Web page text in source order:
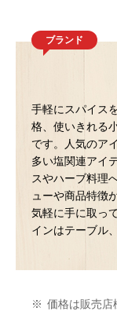
ブランド
手軽にスパイス
格、使いきれる
です。人気のア
多い塩関連アイ
スやハーブ料理
ューや商品特徴
気軽に手に取っ
インはテーブル
※ 価格は販売店